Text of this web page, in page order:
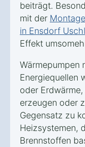
beiträgt.
mit der
in Ensdorf
Effekt
Wärmepumpen
Energiequellen
oder
erzeugen oder
Gegensatz zu
Heizsystemen,
Brennstoffen